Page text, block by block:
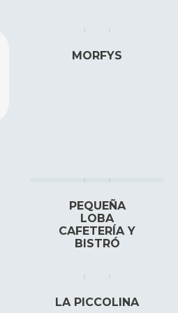
MORFYS
PEQUEÑA
LOBA
CAFETERÍA Y
BISTRÓ
LA PICCOLINA